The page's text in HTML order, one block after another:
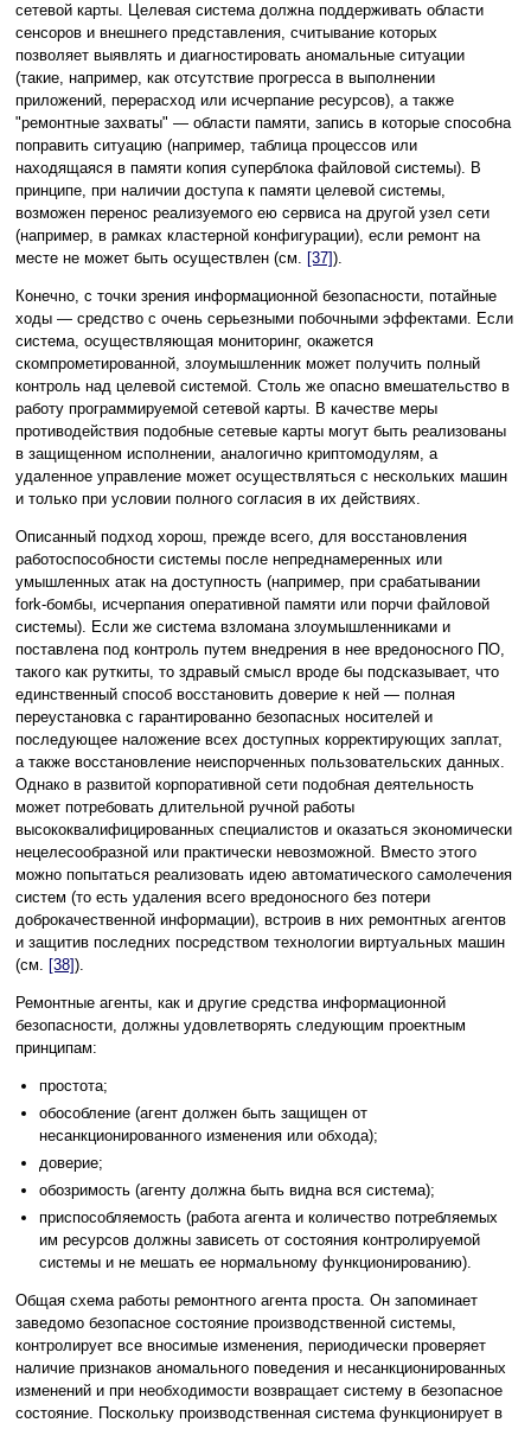
сетевой карты. Целевая система должна поддерживать области
сенсоров и внешнего представления, считывание которых
позволяет выявлять и диагностировать аномальные ситуации
(такие, например, как отсутствие прогресса в выполнении
приложений, перерасход или исчерпание ресурсов), а также
"ремонтные захваты" — области памяти, запись в которые способна
поправить ситуацию (например, таблица процессов или
находящаяся в памяти копия суперблока файловой системы). В
принципе, при наличии доступа к памяти целевой системы,
возможен перенос реализуемого ею сервиса на другой узел сети
(например, в рамках кластерной конфигурации), если ремонт на
месте не может быть осуществлен (см. [37]).
Конечно, с точки зрения информационной безопасности, потайные
ходы — средство с очень серьезными побочными эффектами. Если
система, осуществляющая мониторинг, окажется
скомпрометированной, злоумышленник может получить полный
контроль над целевой системой. Столь же опасно вмешательство в
работу программируемой сетевой карты. В качестве меры
противодействия подобные сетевые карты могут быть реализованы
в защищенном исполнении, аналогично криптомодулям, а
удаленное управление может осуществляться с нескольких машин
и только при условии полного согласия в их действиях.
Описанный подход хорош, прежде всего, для восстановления
работоспособности системы после непреднамеренных или
умышленных атак на доступность (например, при срабатывании
fork-бомбы, исчерпания оперативной памяти или порчи файловой
системы). Если же система взломана злоумышленниками и
поставлена под контроль путем внедрения в нее вредоносного ПО,
такого как руткиты, то здравый смысл вроде бы подсказывает, что
единственный способ восстановить доверие к ней — полная
переустановка с гарантированно безопасных носителей и
последующее наложение всех доступных корректирующих заплат,
а также восстановление неиспорченных пользовательских данных.
Однако в развитой корпоративной сети подобная деятельность
может потребовать длительной ручной работы
высококвалифицированных специалистов и оказаться экономически
нецелесообразной или практически невозможной. Вместо этого
можно попытаться реализовать идею автоматического самолечения
систем (то есть удаления всего вредоносного без потери
доброкачественной информации), встроив в них ремонтных агентов
и защитив последних посредством технологии виртуальных машин
(см. [38]).
Ремонтные агенты, как и другие средства информационной
безопасности, должны удовлетворять следующим проектным
принципам:
простота;
обособление (агент должен быть защищен от
несанкционированного изменения или обхода);
доверие;
обозримость (агенту должна быть видна вся система);
приспособляемость (работа агента и количество потребляемых
им ресурсов должны зависеть от состояния контролируемой
системы и не мешать ее нормальному функционированию).
Общая схема работы ремонтного агента проста. Он запоминает
заведомо безопасное состояние производственной системы,
контролирует все вносимые изменения, периодически проверяет
наличие признаков аномального поведения и несанкционированных
изменений и при необходимости возвращает систему в безопасное
состояние. Поскольку производственная система функционирует в